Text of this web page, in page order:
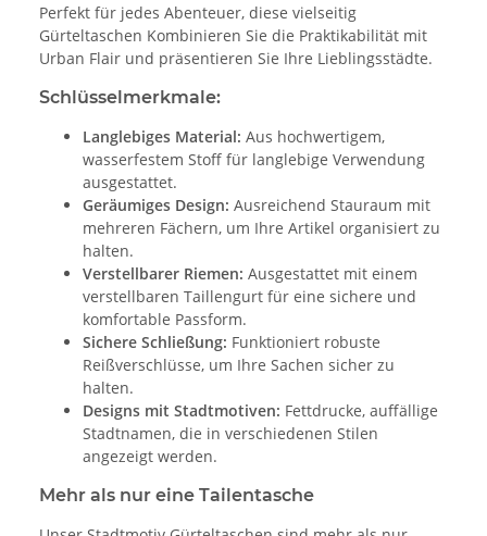
Perfekt für jedes Abenteuer, diese vielseitig
Gürteltaschen Kombinieren Sie die Praktikabilität mit
Urban Flair und präsentieren Sie Ihre Lieblingsstädte.
Schlüsselmerkmale:
Langlebiges Material: Aus hochwertigem,
wasserfestem Stoff für langlebige Verwendung
ausgestattet.
Geräumiges Design: Ausreichend Stauraum mit
mehreren Fächern, um Ihre Artikel organisiert zu
halten.
Verstellbarer Riemen: Ausgestattet mit einem
verstellbaren Taillengurt für eine sichere und
komfortable Passform.
Sichere Schließung: Funktioniert robuste
Reißverschlüsse, um Ihre Sachen sicher zu
halten.
Designs mit Stadtmotiven: Fettdrucke, auffällige
Stadtnamen, die in verschiedenen Stilen
angezeigt werden.
Mehr als nur eine Tailentasche